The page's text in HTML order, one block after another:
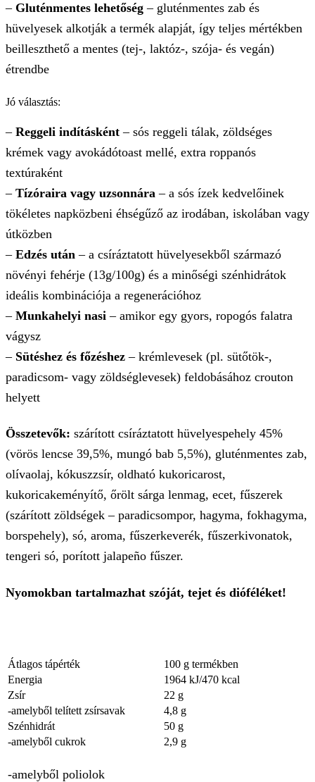
– Gluténmentes lehetőség – gluténmentes zab és
hüvelyesek alkotják a termék alapját, így teljes mértékben
beilleszthető a mentes (tej-, laktóz-, szója- és vegán)
étrendbe
Jó választás:
– Reggeli indításként – sós reggeli tálak, zöldséges
krémek vagy avokádótoast mellé, extra roppanós
textúraként
– Tízóraira vagy uzsonnára – a sós ízek kedvelőinek
tökéletes napközbeni éhségűző az irodában, iskolában vagy
útközben
– Edzés után – a csíráztatott hüvelyesekből származó
növényi fehérje (13g/100g) és a minőségi szénhidrátok
ideális kombinációja a regenerációhoz
– Munkahelyi nasi – amikor egy gyors, ropogós falatra
vágysz
– Sütéshez és főzéshez – krémlevesek (pl. sütőtök-,
paradicsom- vagy zöldséglevesek) feldobásához crouton
helyett
Összetevők: szárított csíráztatott hüvelyespehely 45%
(vörös lencse 39,5%, mungó bab 5,5%), gluténmentes zab,
olívaolaj, kókuszzsír, oldható kukoricarost,
kukoricakeményítő, őrölt sárga lenmag, ecet, fűszerek
(szárított zöldségek – paradicsompor, hagyma, fokhagyma,
borspehely), só, aroma, fűszerkeverék, fűszerkivonatok,
tengeri só, porított jalapeño fűszer.
Nyomokban tartalmazhat szóját, tejet és dióféléket!
Átlagos tápérték
100 g termékben
Energia
1964 kJ/470 kcal
Zsír
22 g
-amelyből telített zsírsavak
4,8 g
Szénhidrát
50 g
-amelyből cukrok
-amelyből poliolok
2,9 g